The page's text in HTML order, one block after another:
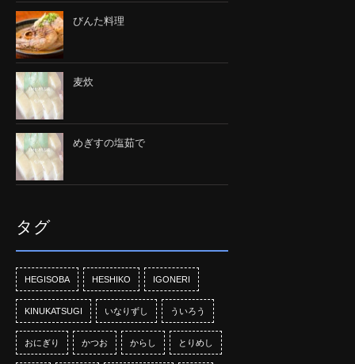
びんた料理
麦炊
めぎすの塩茹で
タグ
HEGISOBA HESHIKO IGONERI
KINUKATSUGI いなりずし ういろう
おにぎり かつお からし とりめし